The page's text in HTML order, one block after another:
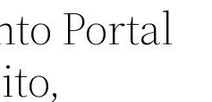
Portal